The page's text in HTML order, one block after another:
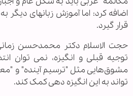
اضافه کرد: اما آموزش زبانهای دیگر
قرار گیرد.
حجت الاسلام دکتر محمدحسن
توجیه قبلی و انگیزه، نمی توان
مشوق‌هایی مثل "ترسیم آینده" و
تواند به این انگیزه دهی کمک کند.